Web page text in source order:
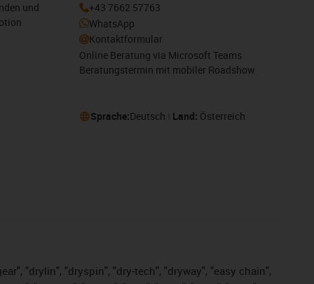
und
+43 7662 57763
WhatsApp
Kontaktformular
Online Beratung via Microsoft Teams
Beratungstermin mit mobiler Roadshow
Sprache:Deutsch Land: Österreich
"drylin", "dryspin", "dry-tech", "dryway", "easy chain",